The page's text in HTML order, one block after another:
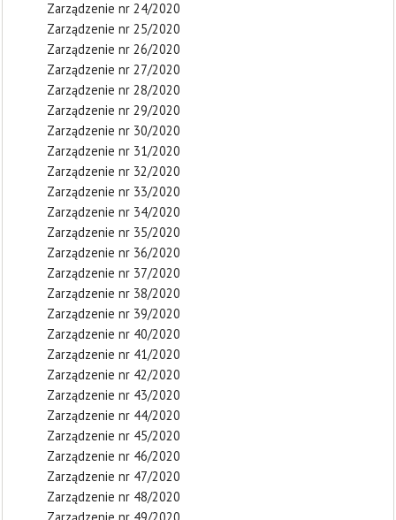
Zarządzenie nr 24/2020
Zarządzenie nr 25/2020
Zarządzenie nr 26/2020
Zarządzenie nr 27/2020
Zarządzenie nr 28/2020
Zarządzenie nr 29/2020
Zarządzenie nr 30/2020
Zarządzenie nr 31/2020
Zarządzenie nr 32/2020
Zarządzenie nr 33/2020
Zarządzenie nr 34/2020
Zarządzenie nr 35/2020
Zarządzenie nr 36/2020
Zarządzenie nr 37/2020
Zarządzenie nr 38/2020
Zarządzenie nr 39/2020
Zarządzenie nr 40/2020
Zarządzenie nr 41/2020
Zarządzenie nr 42/2020
Zarządzenie nr 43/2020
Zarządzenie nr 44/2020
Zarządzenie nr 45/2020
Zarządzenie nr 46/2020
Zarządzenie nr 47/2020
Zarządzenie nr 48/2020